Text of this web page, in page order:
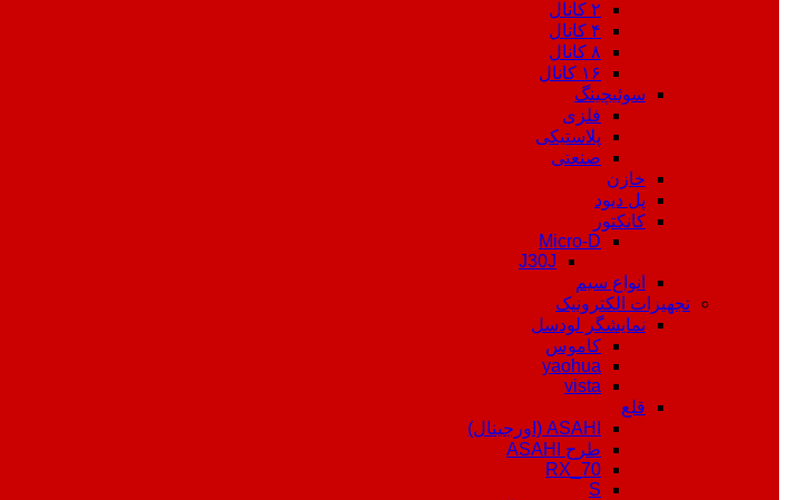
۲ کانال
۴ کانال
۸ کانال
۱۶ کانال
سوئیچینگ
فلزی
پلاستیکی
صنعتی
خازن
پل دیود
کانکتور
Micro-D
J30J
انواع سیم
تجهیزات الکترونیک
نمایشگر لودسل
کاموس
yaohua
vista
قلع
ASAHI (اورجینال)
طرح ASAHI
RX_70
S